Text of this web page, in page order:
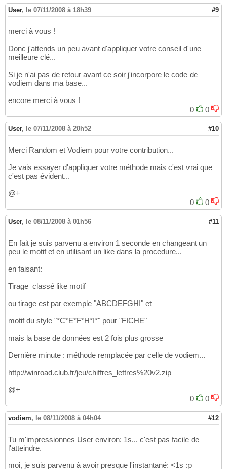
User, le 07/11/2008 à 18h39 #9
merci à vous !
Donc j'attends un peu avant d'appliquer votre conseil d'une
meilleure clé...
Si je n'ai pas de retour avant ce soir j'incorpore le code de
vodiem dans ma base...
encore merci à vous !
0
0
User, le 07/11/2008 à 20h52 #10
Merci Random et Vodiem pour votre contribution...
Je vais essayer d'appliquer votre méthode mais c'est vrai que
c'est pas évident...
@+
0
0
User, le 08/11/2008 à 01h56 #11
En fait je suis parvenu a environ 1 seconde en changeant un
peu le motif et en utilisant un like dans la procedure...
en faisant:
Tirage_classé like motif
ou tirage est par exemple "ABCDEFGHI" et
motif du style "*C*E*F*H*I*" pour "FICHE"
mais la base de données est 2 fois plus grosse
Dernière minute : méthode remplacée par celle de vodiem...
http://winroad.club.fr/jeu/chiffres_lettres%20v2.zip
@+
0
0
vodiem, le 08/11/2008 à 04h04 #12
Tu m'impressionnes User environ: 1s... c'est pas facile de
l'atteindre.
moi, je suis parvenu à avoir presque l'instantané: <1s :p